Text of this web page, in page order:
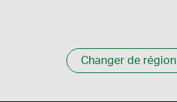
Changer de région